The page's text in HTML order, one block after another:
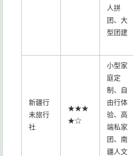
人拼
团、大
型团建
新疆行
未旅行
社
★★★
★☆
小型家
庭定
制、自
由行体
验、高
端私家
团、南
疆人文